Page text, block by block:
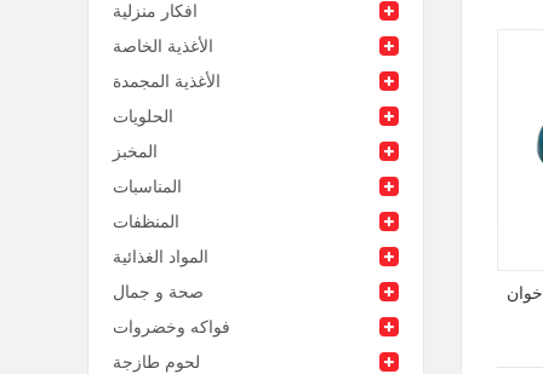
افكار منزلية
الأغذية الخاصة
الأغذية المجمدة
الحلويات
المخبز
المناسبات
المنظفات
المواد الغذائية
صحة و جمال
فواكه وخضروات
لحوم طازجة